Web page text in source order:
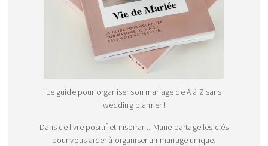
Le guide pour organiser son mariage de A à Z sans
wedding planner !
Dans ce livre positif et inspirant, Marie partage les clés
pour vous aider à organiser un mariage unique,